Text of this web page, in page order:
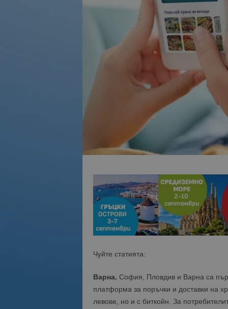
Чуйте статията:
Варна. София, Пловдив и Варна са
платформа за поръчки и доставки на
левове, но и с биткойн. За